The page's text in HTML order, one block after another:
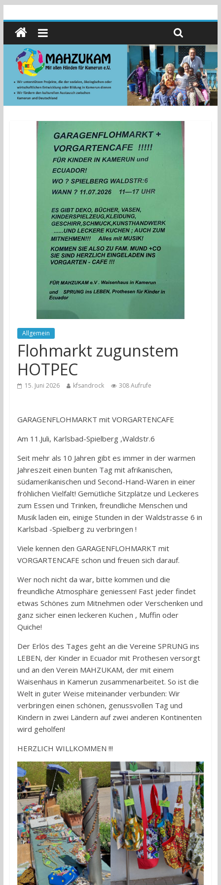
Allgemein
Flohmarkt zugunstem
HOTPEC
15. Juni 2026 kfsandrock 308 Aufrufe
GARAGENFLOHMARKT mit VORGARTENCAFE
Am 11.Juli, Karlsbad-Spielberg ,Waldstr.6
Seit mehr als 10 Jahren gibt es immer in der warmen
Jahreszeit einen bunten Tag mit afrikanischen,
südamerikanischen und Second-Hand-Waren in einer
fröhlichen Vielfalt! Gemütliche Sitzplätze und Leckeres
zum Essen und Trinken, freundliche Menschen und
Musik laden ein, einige Stunden in der Waldstrasse 6 in
Karlsbad -Spielberg zu verbringen !
Viele kennen den GARAGENFLOHMARKT mit
VORGARTENCAFE schon und freuen sich darauf.
Wer noch nicht da war, bitte kommen und die
freundliche Atmosphäre geniessen! Fast jeder findet
etwas Schönes zum Mitnehmen oder Verschenken und
ganz sicher einen leckeren Kuchen , Muffin oder
Quiche!
Der Erlös des Tages geht an die Vereine SPRUNG ins
LEBEN, der Kinder in Ecuador mit Prothesen versorgt
und an den Verein MAHZUKAM, der mit einem
Waisenhaus in Kamerun zusammenarbeitet. So ist die
Welt in guter Weise miteinander verbunden: Wir
verbringen einen schönen, genussvollen Tag und
Kindern in zwei Ländern auf zwei anderen Kontinenten
wird geholfen!
HERZLICH WILLKOMMEN !!!